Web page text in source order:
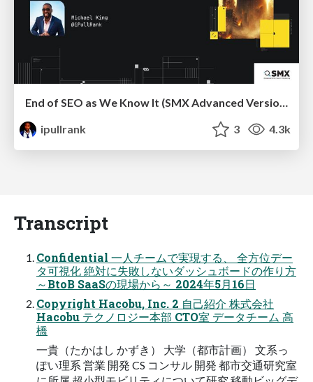
ipullrank
3 4.3k
Transcript
Confidential 一人チームで実現する、 全方位デー
タ可視化 絶対に失敗しないダッシュボードの作り方
～BtoB SaaSの現場から～ 2024年5月16日
Copyright Hacobu, Inc. 2 自己紹介 株式会社
Hacobu テクノロジー本部 CTO室 データチーム 高
橋
一貴（たかはし かずき） 大学（都市計画） 文系っ
ぽい理系 営業 開発 CS コンサル 開発 都市交通研究室